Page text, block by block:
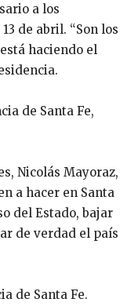
a los
de abril. “Son los
haciendo el
de Santa Fe,
Nicolás Mayoraz,
a hacer en Santa
del Estado, bajar
de verdad el país
de Santa Fe.